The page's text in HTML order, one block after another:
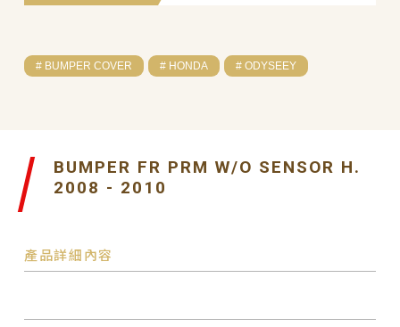
# BUMPER COVER # HONDA # ODYSEEY
BUMPER FR PRM W/O SENSOR H.
2008 - 2010
產品詳細內容